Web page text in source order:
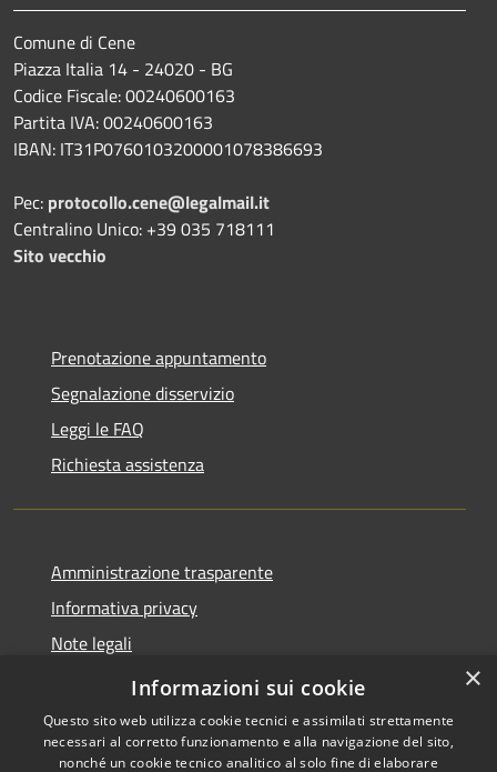
Comune di Cene
Piazza Italia 14 - 24020 - BG
Codice Fiscale: 00240600163
Partita IVA: 00240600163
IBAN: IT31P0760103200001078386693
Pec: protocollo.cene@legalmail.it
Centralino Unico: +39 035 718111
Sito vecchio
Prenotazione appuntamento
Segnalazione disservizio
Leggi le FAQ
Richiesta assistenza
Amministrazione trasparente
Informativa privacy
Note legali
Dichiarazione di accessibilità
×
Informazioni sui cookie
Questo sito web utilizza cookie tecnici e assimilati strettamente
necessari al corretto funzionamento e alla navigazione del sito,
nonché un cookie tecnico analitico al solo fine di elaborare